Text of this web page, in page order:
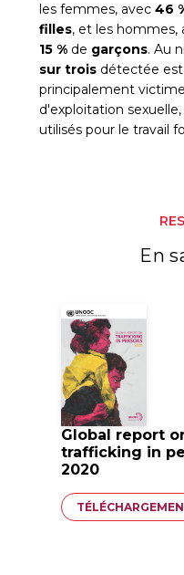
les femmes, avec 46
filles, et les hommes,
15 %de garçons. Au
sur troisdétectée est
principalement
d'exploitation
utilisés pour le travail
En
Global report
trafficking in
2020
Document